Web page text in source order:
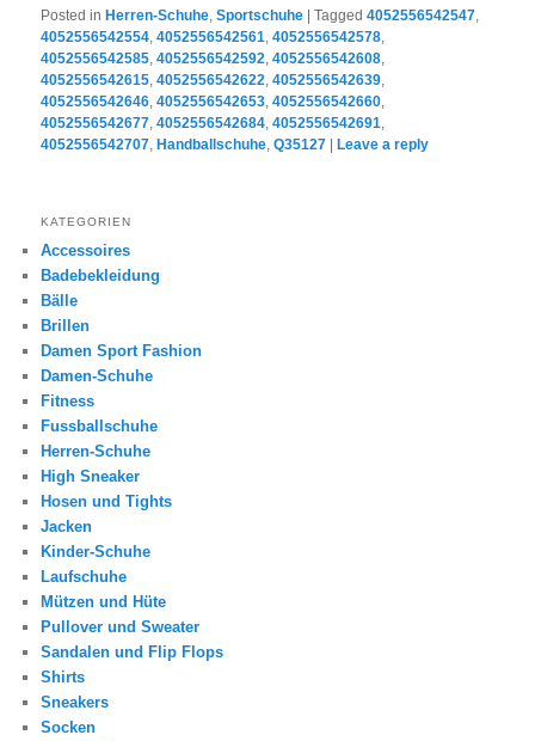
Posted in Herren-Schuhe,Sportschuhe |Tagged 4052556542547,
4052556542554,4052556542561,4052556542578,
4052556542585,4052556542592,4052556542608,
4052556542615,4052556542622,4052556542639,
4052556542646,4052556542653,4052556542660,
4052556542677,4052556542684,4052556542691,
4052556542707, Handballschuhe,Q35127 Leave a reply
KATEGORIEN
Accessoires
Badebekleidung
Bälle
Brillen
Damen Sport Fashion
Damen-Schuhe
Fitness
Fussballschuhe
Herren-Schuhe
High Sneaker
Hosen und Tights
Jacken
Kinder-Schuhe
Laufschuhe
Mützen und Hüte
Pullover und Sweater
Sandalen und Flip Flops
Shirts
Sneakers
Socken